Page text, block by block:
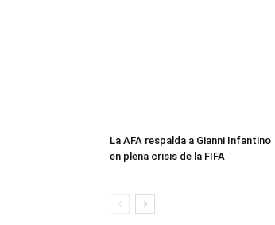
La AFA respalda a Gianni Infantino
en plena crisis de la FIFA